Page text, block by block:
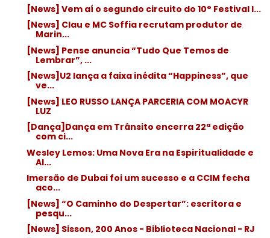
[News] Vem aí o segundo circuito do 10° Festival I...
[News] Clau e MC Soffia recrutam produtor de
Marin...
[News] Pense anuncia “Tudo Que Temos de
Lembrar”, ...
[News]U2 lança a faixa inédita “Happiness”, que
ve...
[News] LEO RUSSO LANÇA PARCERIA COM MOACYR
LUZ
[Dança]Dança em Trânsito encerra 22ª edição
com ci...
Wesley Lemos: Uma Nova Era na Espiritualidade e
Al...
Imersão de Dubai foi um sucesso e a CCIM fecha
aco...
[News] “O Caminho do Despertar”: escritora e
pesqu...
[News] Sisson, 200 Anos - Biblioteca Nacional - RJ